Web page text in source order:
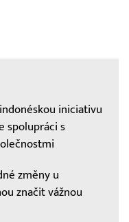
iniciativu
spolupráci s
změny u
značit vážnou